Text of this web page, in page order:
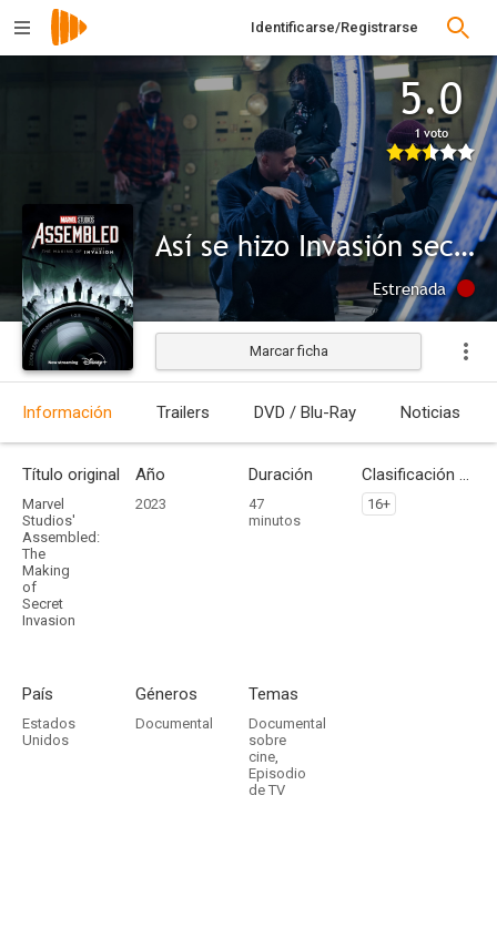
Identificarse/Registrarse
5.0
1 voto
Así se hizo Invasión secreta
Estrenada
Marcar ficha
Información Trailers DVD / Blu-Ray Noticias
Título original
Marvel
Studios'
Assembled:
The
Making
of
Secret
Invasion
Año
2023
Duración
47
minutos
Clasificación por edades
16+
País
Estados
Unidos
Géneros
Documental
Temas
Documental
sobre
cine,
Episodio
de TV